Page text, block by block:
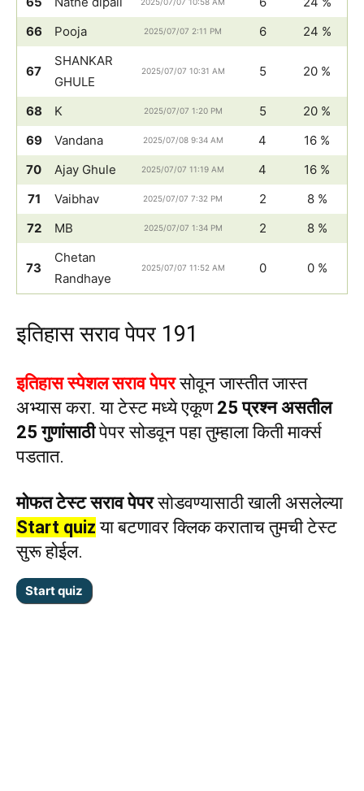
66
Pooja 2025/07/07 2:11 PM 6 24 %
67
SHANKAR
GHULE
2025/07/07 10:31 AM 5 20 %
68 K 2025/07/07 1:20 PM 5
20 %
69
Vandana 2025/07/08 9:34 AM 4
16 %
70
Ajay Ghule 2025/07/07 11:19 AM 4
16 %
71
Vaibhav 2025/07/07 7:32 PM 2
8 %
72
MB 2025/07/07 1:34 PM 2 8 %
73
Chetan
Randhaye
2025/07/07 11:52 AM 0 0 %
इतिहास सराव पेपर 191
इतिहास स्पेशल सराव पेपरसोवून जास्तीत जास्त
अभ्यास करा. या टेस्ट मध्ये एकूण 25 प्रश्न असतील
25 गुणांसाठीपेपर सोडवून पहा तुम्हाला किती मार्क्स
पडतात.
मोफत टेस्ट सराव पेपरसोडवण्यासाठी खाली असलेल्या
Start quiz या बटणावर क्लिक कराताच तुमची टेस्ट
सुरू होईल.